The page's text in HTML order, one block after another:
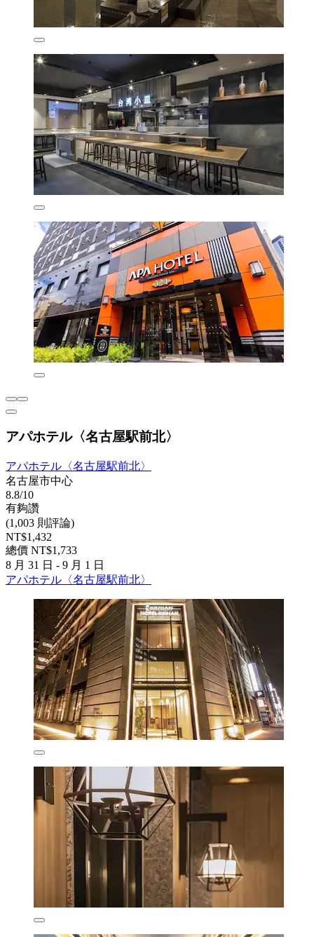
アパホテル〈名古屋駅前北〉
アパホテル〈名古屋駅前北〉
名古屋市中心
8.8/10
有夠讚
(1,003 則評論)
NT$1,432
總價 NT$1,733
8 月 31 日 - 9 月 1 日
アパホテル〈名古屋駅前北〉